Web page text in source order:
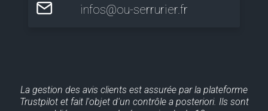
infos@ou-serrurier.fr
La gestion des avis clients est assurée par la plateforme
Trustpilot et fait l'objet d'un contrôle a posteriori. Ils sont